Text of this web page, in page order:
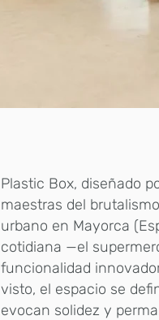
Plastic Box, diseñado
maestras del
urbano en Mayorca
cotidiana —el
funcionalidad
visto, el espacio se
evocan solidez y